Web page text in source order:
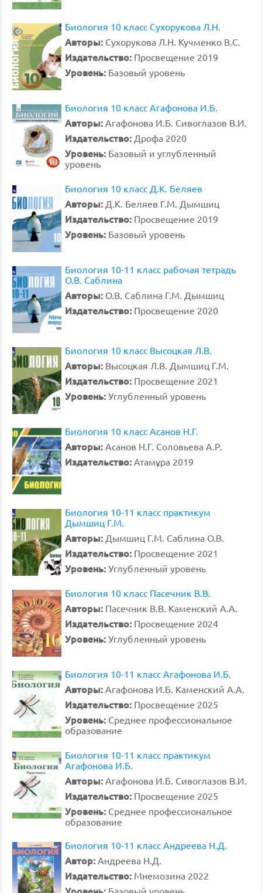
Биология 10 класс Сухорукова Л.Н.
Авторы: Сухорукова Л.Н. Кучменко В.С.
Издательство: Просвещение 2019
Уровень: Базовый уровень
Биология 10 класс Агафонова И.Б.
Авторы: Агафонова И.Б. Сивоглазов В.И.
Издательство: Дрофа 2020
Уровень: Базовый и углубленный
уровень
Биология 10 класс Д.К. Беляев
Авторы: Д.К. Беляев Г.М. Дымшиц
Издательство: Просвещение 2019
Уровень: Базовый уровень
Биология 10-11 класс рабочая тетрадь
О.В. Саблина
Авторы: О.В. Саблина Г.М. Дымшиц
Издательство: Просвещение 2020
Биология 10 класс Высоцкая Л.В.
Авторы: Высоцкая Л.В. Дымшиц Г.М.
Издательство: Просвещение 2021
Уровень: Углубленный уровень
Биология 10 класс Асанов Н.Г.
Авторы: Асанов Н.Г. Соловьева А.Р.
Издательство: Атамұра 2019
Биология 10-11 класс практикум
Дымшиц Г.М.
Авторы: Дымшиц Г.М. Саблина О.В.
Издательство: Просвещение 2021
Уровень: Углубленный уровень
Биология 10 класс Пасечник В.В.
Авторы: Пасечник В.В. Каменский А.А.
Издательство: Просвещение 2024
Уровень: Углубленный уровень
Биология 10-11 класс Агафонова И.Б.
Авторы: Агафонова И.Б. Каменский А.А.
Издательство: Просвещение 2025
Уровень: Среднее профессиональное
образование
Биология 10-11 класс практикум
Агафонова И.Б.
Авторы: Агафонова И.Б. Сивоглазов В.И.
Издательство: Просвещение 2025
Уровень: Среднее профессиональное
образование
Биология 10-11 класс Андреева Н.Д.
Автор: Андреева Н.Д.
Издательство: Мнемозина 2022
Базовый уровень